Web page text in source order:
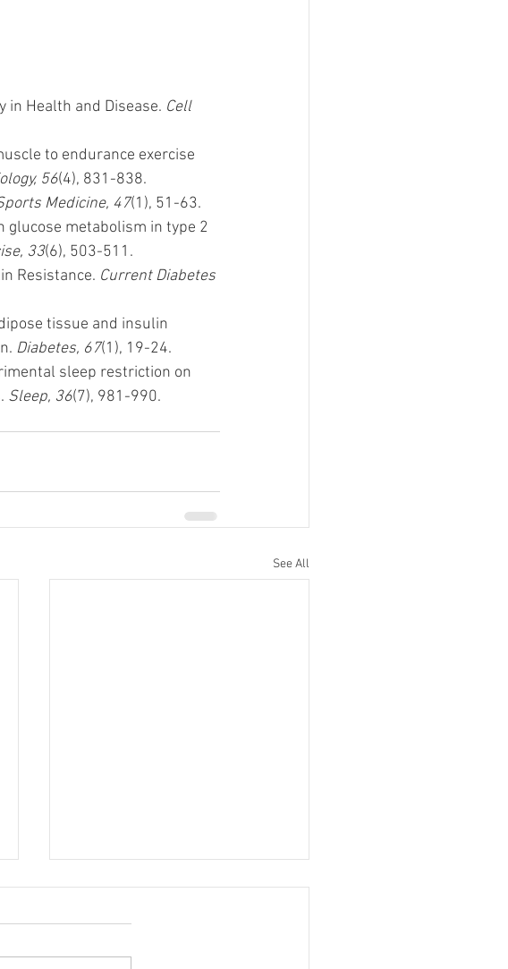
in Health and Disease. Cell
to endurance exercise
56(4), 831-838.
Medicine, 47(1), 51-63.
glucose metabolism in type 2
33(6), 503-511.
Resistance. Current Diabetes
tissue and insulin
Diabetes, 67(1), 19-24.
sleep restriction on
Sleep, 36(7), 981-990.
See All